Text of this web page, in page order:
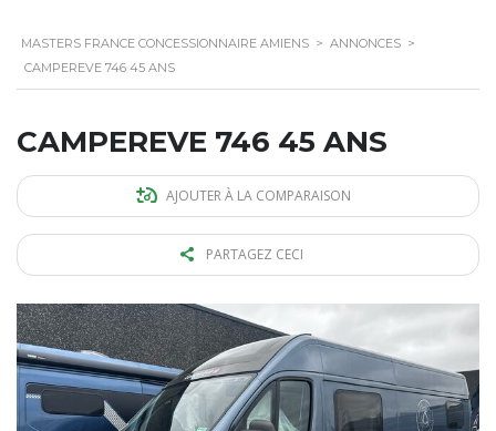
MASTERS FRANCE CONCESSIONNAIRE AMIENS > ANNONCES >
CAMPEREVE 746 45 ANS
CAMPEREVE 746 45 ANS
AJOUTER À LA COMPARAISON
PARTAGEZ CECI